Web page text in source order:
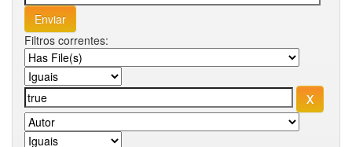
Filtros correntes: